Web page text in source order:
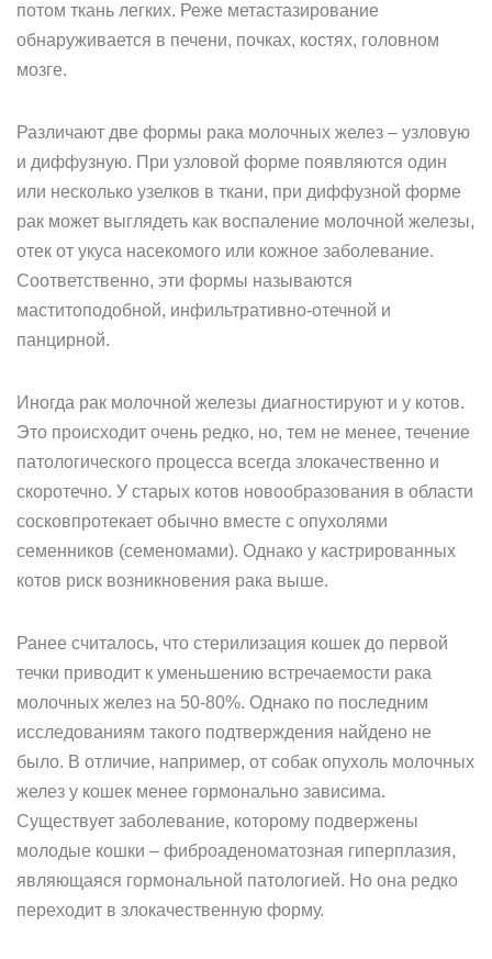
потом ткань легких. Реже метастазирование
обнаруживается в печени, почках, костях, головном
мозге.
Различают две формы рака молочных желез – узловую
и диффузную. При узловой форме появляются один
или несколько узелков в ткани, при диффузной форме
рак может выглядеть как воспаление молочной железы,
отек от укуса насекомого или кожное заболевание.
Соответственно, эти формы называются
маститоподобной, инфильтративно-отечной и
панцирной.
Иногда рак молочной железы диагностируют и у котов.
Это происходит очень редко, но, тем не менее, течение
патологического процесса всегда злокачественно и
скоротечно. У старых котов новообразования в области
сосковпротекает обычно вместе с опухолями
семенников (семеномами). Однако у кастрированных
котов риск возникновения рака выше.
Ранее считалось, что стерилизация кошек до первой
течки приводит к уменьшению встречаемости рака
молочных желез на 50-80%. Однако по последним
исследованиям такого подтверждения найдено не
было. В отличие, например, от собак опухоль молочных
желез у кошек менее гормонально зависима.
Существует заболевание, которому подвержены
молодые кошки – фиброаденоматозная гиперплазия,
являющаяся гормональной патологией. Но она редко
переходит в злокачественную форму.